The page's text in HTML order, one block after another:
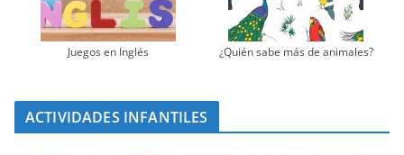
Juegos en Inglés ¿Quién sabe más de animales?
ACTIVIDADES INFANTILES